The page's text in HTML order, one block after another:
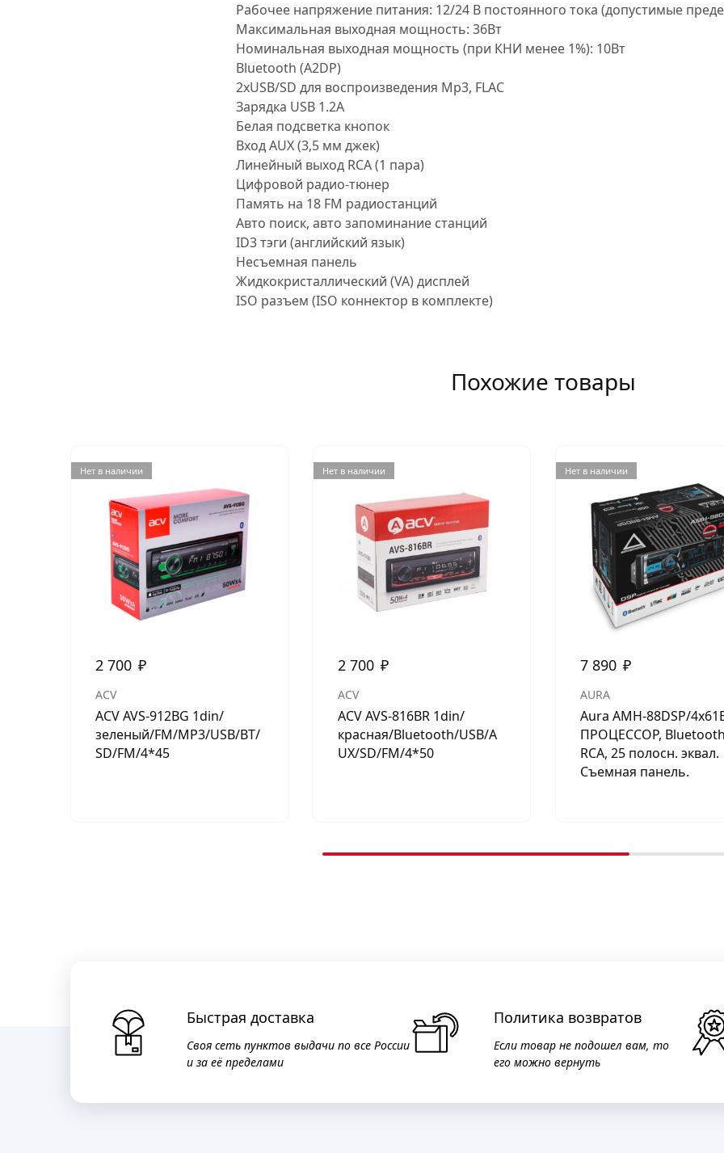
Рабочее напряжение питания: 12/24 В постоянного тока (допустимые
Максимальная выходная мощность: 36Вт
Номинальная выходная мощность (при КНИ менее 1%): 10Вт
Bluetooth (A2DP)
2xUSB/SD для воспроизведения Mp3, FLAC
Зарядка USB 1.2A
Белая подсветка кнопок
Вход AUX (3,5 мм джек)
Линейный выход RCA (1 пара)
Цифровой радио-тюнер
Память на 18 FM радиостанций
Авто поиск, авто запоминание станций
ID3 тэги (английский язык)
Несъемная панель
Жидкокристаллический (VA) дисплей
ISO разъем (ISO коннектор в комплекте)
Похожие товары
Нет в наличии
2 700 ₽
ACV
ACV AVS-912BG 1din/
зеленый/FM/MP3/USB/BT/
SD/FM/4*45
Нет в наличии
2 700 ₽
ACV
ACV AVS-816BR 1din/
красная/Bluetooth/USB/A
UX/SD/FM/4*50
Нет в наличии
7 890 ₽
AURA
Aura AMH-88DSP/
ПРОЦЕССОР,
RCA, 25 полосн. эквал.
Съемная панель.
Быстрая доставка
Своя сеть пунктов выдачи по все России
и за её пределами
Политика возвратов
Если товар не подошел вам, то
его можно вернуть